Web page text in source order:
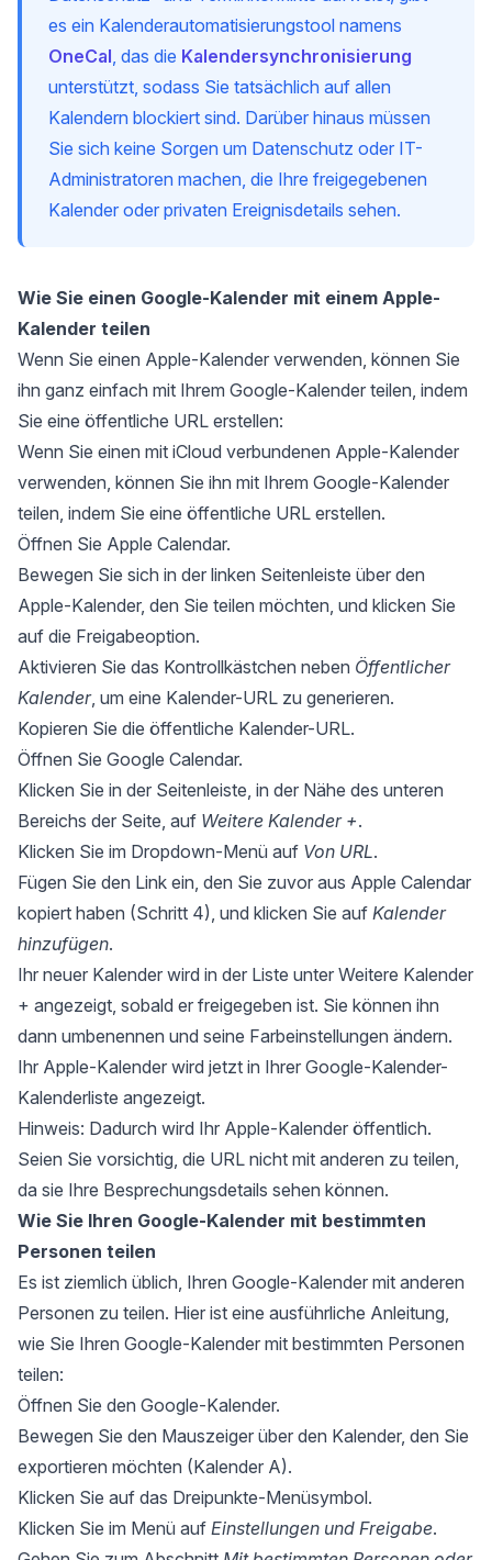
es ein Kalenderautomatisierungstool namens
OneCal, das die Kalendersynchronisierung
unterstützt, sodass Sie tatsächlich auf allen
Kalendern blockiert sind. Darüber hinaus müssen
Sie sich keine Sorgen um Datenschutz oder IT-
Administratoren machen, die Ihre freigegebenen
Kalender oder privaten Ereignisdetails sehen.
Wie Sie einen Google-Kalender mit einem Apple-
Kalender teilen
Wenn Sie einen Apple-Kalender verwenden, können Sie
ihn ganz einfach mit Ihrem Google-Kalender teilen, indem
Sie eine öffentliche URL erstellen:
Wenn Sie einen mit iCloud verbundenen Apple-Kalender
verwenden, können Sie ihn mit Ihrem Google-Kalender
teilen, indem Sie eine öffentliche URL erstellen.
Öffnen Sie Apple Calendar.
Bewegen Sie sich in der linken Seitenleiste über den
Apple-Kalender, den Sie teilen möchten, und klicken Sie
auf die Freigabeoption.
Aktivieren Sie das Kontrollkästchen neben Öffentlicher
Kalender, um eine Kalender-URL zu generieren.
Kopieren Sie die öffentliche Kalender-URL.
Öffnen Sie Google Calendar.
Klicken Sie in der Seitenleiste, in der Nähe des unteren
Bereichs der Seite, auf Weitere Kalender +.
Klicken Sie im Dropdown-Menü auf Von URL.
Fügen Sie den Link ein, den Sie zuvor aus Apple Calendar
kopiert haben (Schritt 4), und klicken Sie auf Kalender
hinzufügen.
Ihr neuer Kalender wird in der Liste unter Weitere Kalender
+ angezeigt, sobald er freigegeben ist. Sie können ihn
dann umbenennen und seine Farbeinstellungen ändern.
Ihr Apple-Kalender wird jetzt in Ihrer Google-Kalender-
Kalenderliste angezeigt.
Hinweis: Dadurch wird Ihr Apple-Kalender öffentlich.
Seien Sie vorsichtig, die URL nicht mit anderen zu teilen,
da sie Ihre Besprechungsdetails sehen können.
Wie Sie Ihren Google-Kalender mit bestimmten
Personen teilen
Es ist ziemlich üblich, Ihren Google-Kalender mit anderen
Personen zu teilen. Hier ist eine ausführliche Anleitung,
wie Sie Ihren Google-Kalender mit bestimmten Personen
teilen:
Öffnen Sie den Google-Kalender.
Bewegen Sie den Mauszeiger über den Kalender, den Sie
exportieren möchten (Kalender A).
Klicken Sie auf das Dreipunkte-Menüsymbol.
Klicken Sie im Menü auf Einstellungen und Freigabe.